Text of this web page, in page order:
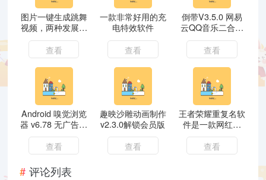
图片一键生成跳舞
视频，两种发展方
向，吸粉效果无敌
查看
一款非常好用的充
电特效软件
查看
倒带V3.5.0 网易
云QQ音乐二合一
支持下载
查看
Android 嗅觉浏览
器 v6.78 无广告纯
净版
查看
趣映沙雕动画制作
v2.3.0解锁会员版
查看
王者荣耀重复名软
件是一款网红软
件，王者荣耀重复
名字可以一键生成
王者荣耀重复名
查看
评论列表